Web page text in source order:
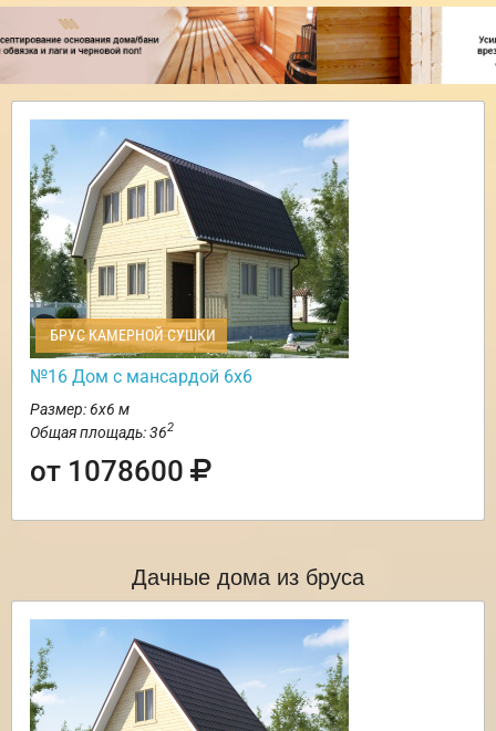
БРУС КАМЕРНОЙ СУШКИ
№16 Дом с мансардой 6х6
Размер: 6х6 м
Общая площадь: 362
от 1078600
Дачные дома из бруса